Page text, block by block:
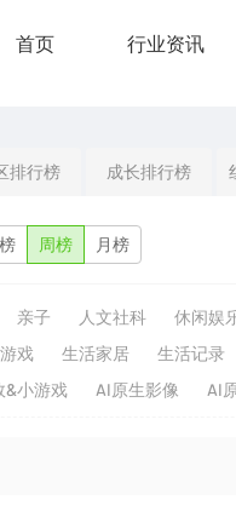
首页 行业资讯
排行榜 成长排行榜
周榜 月榜
亲子 人文社科
休闲娱
游戏 生活家居
生活记录
&小游戏 AI原生影像 AI